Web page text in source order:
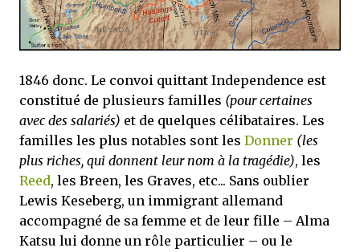
1846 donc. Le convoi quittant Independence est
constitué de plusieurs familles (pour certaines
avec des salariés) et de quelques célibataires. Les
familles les plus notables sont les Donner (les
plus riches, qui donnent leur nom à la tragédie), les
Reed, les Breen, les Graves, etc... Sans oublier
Lewis Keseberg, un immigrant allemand
accompagné de sa femme et de leur fille – Alma
Katsu lui donne un rôle particulier – ou le